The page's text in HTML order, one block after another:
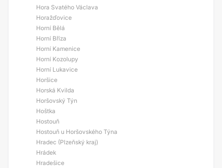
Hora Svatého Václava
Horažďovice
Horní Bělá
Horní Bříza
Horní Kamenice
Horní Kozolupy
Horní Lukavice
Horšice
Horská Kvilda
Horšovský Týn
Hoštka
Hostouň
Hostouň u Horšovského Týna
Hradec (Plzeňský kraj)
Hrádek
Hradešice